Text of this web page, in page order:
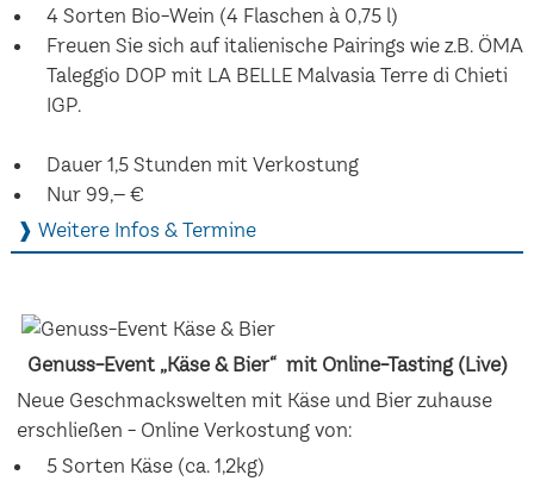
4 Sorten Bio-Wein (4 Flaschen à 0,75 l)
Freuen Sie sich auf italienische Pairings wie z.B. ÖMA
Taleggio DOP mit LA BELLE Malvasia Terre di Chieti
IGP.
Dauer 1,5 Stunden mit Verkostung
Nur 99,– €
❱ Weitere Infos & Termine
Genuss-Event „Käse & Bier“ mit Online-Tasting (Live)
Neue Geschmackswelten mit Käse und Bier zuhause
erschließen - Online Verkostung von:
5 Sorten Käse (ca. 1,2kg)